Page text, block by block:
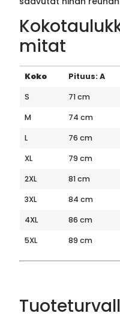
mitat
Koko Pituus: A
S
71 cm
M
74 cm
L
76 cm
XL
79 cm
2XL
81 cm
3XL
84 cm
4XL
86 cm
5XL
89 cm